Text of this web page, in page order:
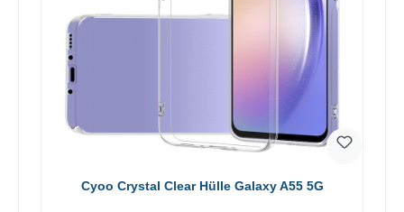
Cyoo Crystal Clear Hülle Galaxy A55 5G